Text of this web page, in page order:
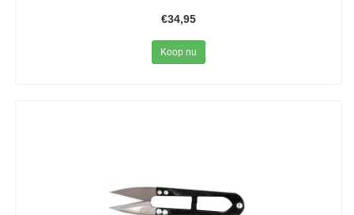
€34,95
Koop nu